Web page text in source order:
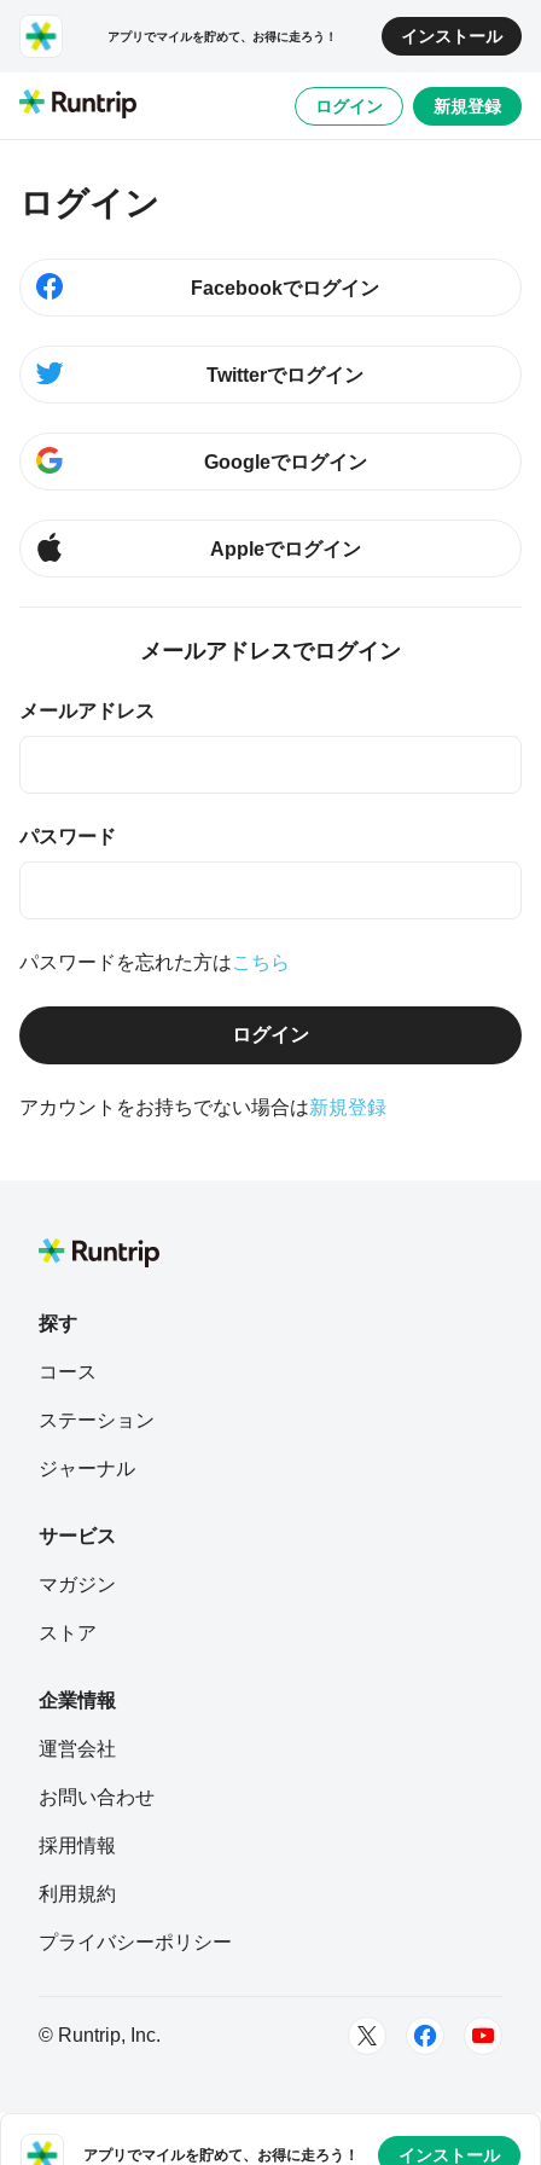
アプリでマイルを貯めて、お得に走ろう！ インストール
ログイン 新規登録
ログイン
Facebookでログイン
Twitterでログイン
Googleでログイン
Appleでログイン
メールアドレスでログイン
メールアドレス
パスワード
パスワードを忘れた方はこちら
ログイン
アカウントをお持ちでない場合は新規登録
探す
コース
ステーション
ジャーナル
サービス
マガジン
ストア
企業情報
運営会社
お問い合わせ
採用情報
利用規約
プライバシーポリシー
© Runtrip, Inc.
アプリでマイルを貯めて、お得に走ろう！ インストール